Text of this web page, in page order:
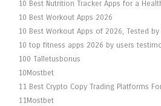
10 Best Nutrition Tracker Apps for a
10 Best Workout Apps 2026
10 Best Workout Apps of 2026, Tested by
10 top fitness apps 2026 by users
100 Talletusbonus
10Mostbet
11 Best Crypto Copy Trading Platforms
11Mostbet